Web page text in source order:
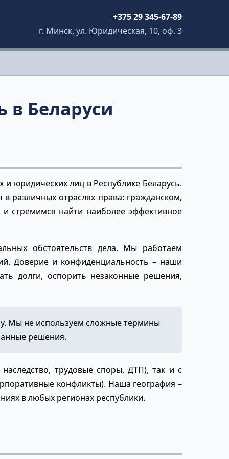
+375 29 345-67-89
г. Минск, ул. Юридическая, 10, оф. 3
Беларуси
юридических лиц в Республике Беларусь.
различных отраслях права: гражданском,
стремимся найти наиболее эффективное
обстоятельств дела. Мы работаем
Доверие и конфиденциальность – наши
долги, оспорить незаконные решения,
Мы не используем сложные термины
решения.
трудовые споры, ДТП), так и с
конфликты). Наша география –
в любых регионах республики.